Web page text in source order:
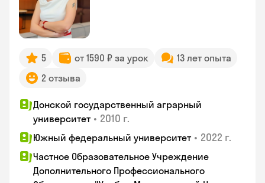
5 от 1590 ₽ за урок
13 лет опыта
2 отзыва
Донской государственный аграрный
университет • 2010 г.
Южный федеральный университет • 2022 г.
Частное Образовательное Учреждение
Дополнительного Профессионального